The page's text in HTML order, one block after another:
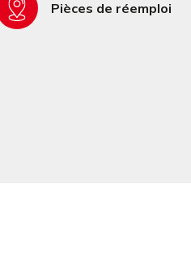
Pièces de réemploi